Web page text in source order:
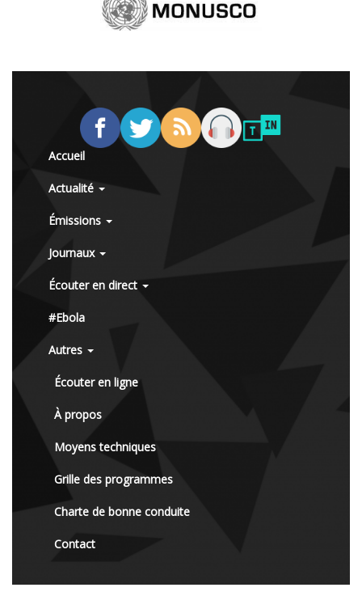
Accueil
Actualité
Émissions
Journaux
Écouter en direct
#Ebola
Autres
Écouter en ligne
À propos
Moyens techniques
Grille des programmes
Charte de bonne conduite
Contact